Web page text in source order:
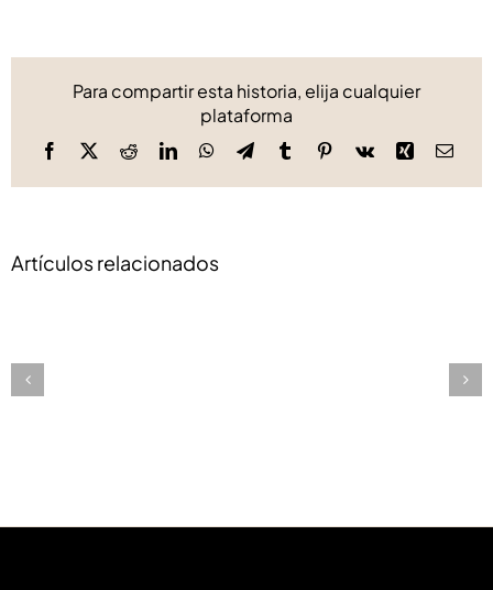
Para compartir esta historia, elija cualquier
plataforma
Facebook
X RedditLinkedInWhatsApp
TelegramTumblrPinterest
Vk Xing
Artículos relacionados